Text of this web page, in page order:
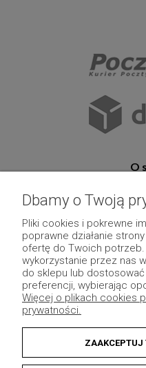
O
Dbamy o Twoją
Pliki cookies i pokrewne
poprawne działanie
ofertę do Twoich
wykorzystanie przez nas
do sklepu lub
preferencji, wybierając
Więcej o plikach cookies
prywatności.
ZAAKCEPTUJ